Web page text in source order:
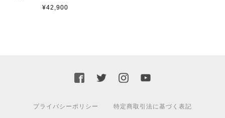
¥42,900
プライバシーポリシー 特定商取引法に基づく表記